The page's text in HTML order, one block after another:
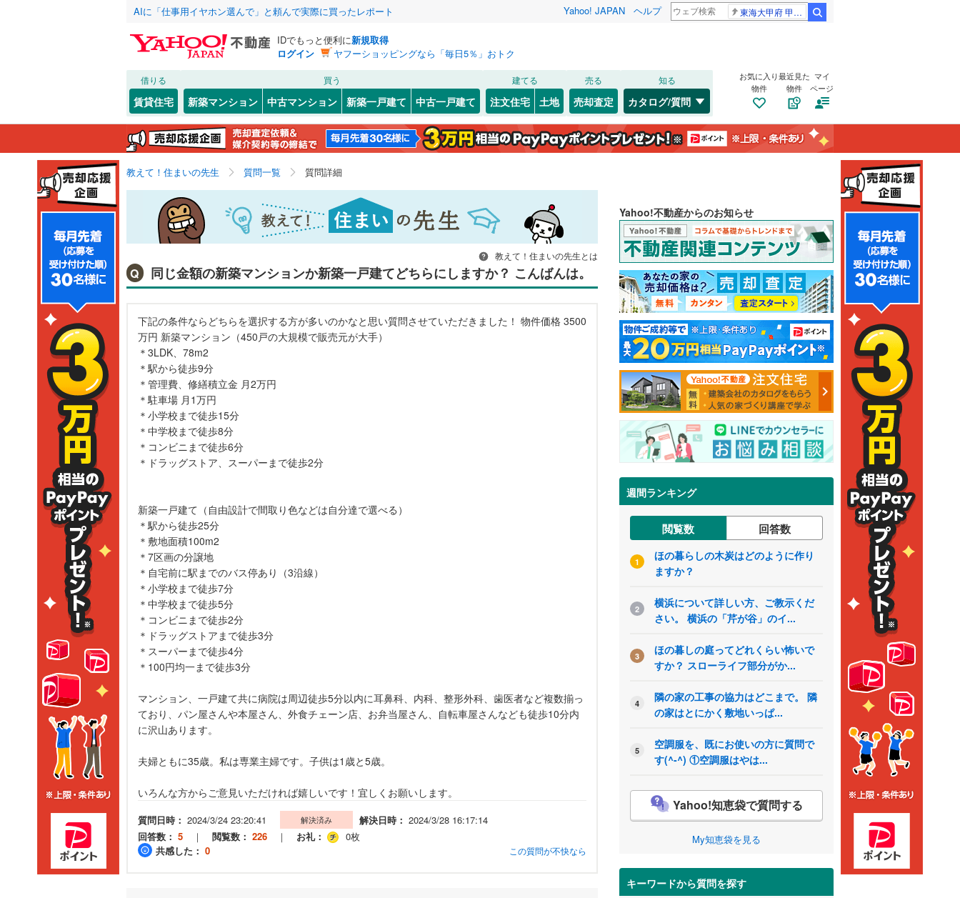
AIに「仕事用イヤホン選んで」と頼んで実際に買ったレポート Yahoo! JAPAN ヘルプ 東海大甲府 甲子園
IDでもっと便利に新規取得
ログイン
ヤフーショッピングなら「毎日5％」おトク
借りる
賃貸住宅
買う
新築マンション 中古マンション 新築一戸建て 中古一戸建て
建てる
注文住宅 土地
売る
売却査定
知る
カタログ/質問
お気に入り
物件
最近見た
物件
マイ
ページ
教えて！住まいの先生 質問一覧 質問詳細
教えて！住まいの先生とは
Q 同じ金額の新築マンションか新築一戸建てどちらにしますか？ こんばんは。
下記の条件ならどちらを選択する方が多いのかなと思い質問させていただきました！ 物件価格 3500
万円 新築マンション（450戸の大規模で販売元が大手）
＊3LDK、78m2
＊駅から徒歩9分
＊管理費、修繕積立金 月2万円
＊駐車場 月1万円
＊小学校まで徒歩15分
＊中学校まで徒歩8分
＊コンビニまで徒歩6分
＊ドラッグストア、スーパーまで徒歩2分
新築一戸建て（自由設計で間取り色などは自分達で選べる）
＊駅から徒歩25分
＊敷地面積100m2
＊7区画の分譲地
＊自宅前に駅までのバス停あり（3沿線）
＊小学校まで徒歩7分
＊中学校まで徒歩5分
＊コンビニまで徒歩2分
＊ドラッグストアまで徒歩3分
＊スーパーまで徒歩4分
＊100円均一まで徒歩3分
マンション、一戸建て共に病院は周辺徒歩5分以内に耳鼻科、内科、整形外科、歯医者など複数揃っ
ており、パン屋さんや本屋さん、外食チェーン店、お弁当屋さん、自転車屋さんなども徒歩10分内
に沢山あります。
夫婦ともに35歳。私は専業主婦です。子供は1歳と5歳。
いろんな方からご意見いただければ嬉しいです！宜しくお願いします。
質問日時： 2024/3/24 23:20:41 解決済み 解決日時： 2024/3/28 16:17:14
回答数： 5 ｜ 閲覧数： 226 ｜ お礼：
0枚
共感した： 0 この質問が不快なら
Yahoo!不動産からのお知らせ
週間ランキング
閲覧数 回答数
1
ほの暮らしの木炭はどのように作り
ますか？
2
横浜について詳しい方、ご教示くだ
さい。 横浜の「芹が谷」のイ...
3
ほの暮しの庭ってどれくらい怖いで
すか？ スローライフ部分がか...
4
隣の家の工事の協力はどこまで。 隣
の家はとにかく敷地いっぱ...
5
空調服を、既にお使いの方に質問で
す(^-^) ①空調服はやは...
Yahoo!知恵袋で質問する
My知恵袋を見る
キーワードから質問を探す